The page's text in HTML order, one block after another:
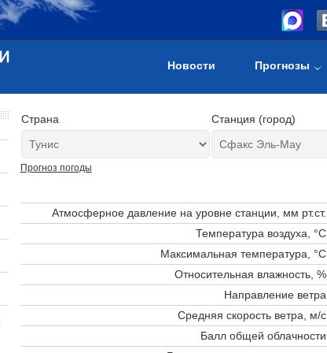
Новости Прогнозы
Страна Станция (город)
Прогноз погоды
Атмосферное давление на уровне станции, мм рт.ст.
Температура воздуха, °C
Максимальная температура, °C
Относительная влажность, %
Направление ветра
Средняя скорость ветра, м/с
Балл общей облачности